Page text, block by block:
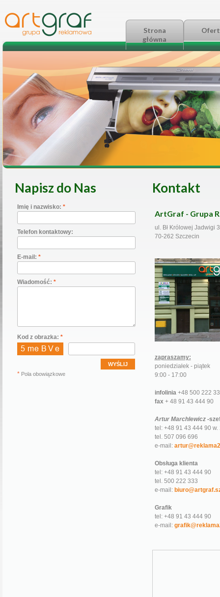
Strona
główna
Napisz do Nas
Imię i nazwisko: *
Telefon kontaktowy:
E-mail: *
Wiadomość: *
Kod z obrazka: *
* Pola obowiązkowe
Kontakt
ArtGraf - Grupa
ul. Bł Królowej Jadwigi
70-262 Szczecin
zapraszamy:
poniedziałek - piątek
9:00 - 17:00
infolinia+48 500 222
fax+ 48 91 43 444 90
Artur Marchlewicz-
tel: +48 91 43 444 90 w.
tel. 507 096 696
e-mail:
Obsługa klienta
tel: +48 91 43 444 90
tel. 500 222 333
e-mail:
Grafik
tel: +48 91 43 444 90
e-mail: